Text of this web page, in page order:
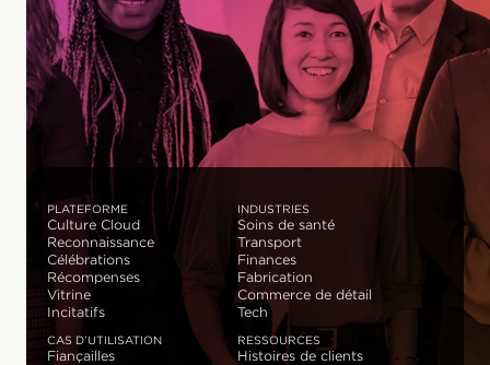
PLATEFORME
Culture Cloud
Reconnaissance
Célébrations
Récompenses
Vitrine
Incitatifs
INDUSTRIES
Soins de santé
Transport
Finances
Fabrication
Commerce de détail
Tech
CAS D’UTILISATION
Fiançailles
RESSOURCES
Histoires de clients